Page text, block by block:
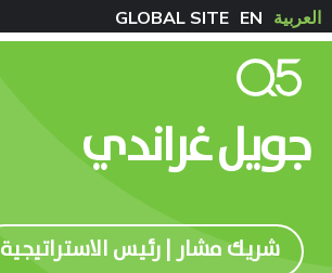
GLOBAL SITE EN العربية
جويل غراندي
شريك مشار | رئيس الاستراتيجية